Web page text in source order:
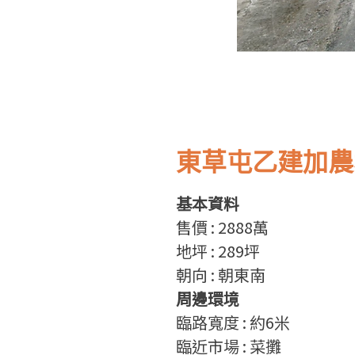
東草屯乙建加
基本資料
售價 : 2888萬
地坪 : 289坪
朝向 : 朝東南
周邊環境
臨路寬度 : 約6米
臨近市場 : 菜攤